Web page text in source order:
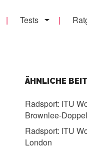
Tests
ÄHNLICHE
Radsport: ITU
Brownlee-
Radsport: ITU
London